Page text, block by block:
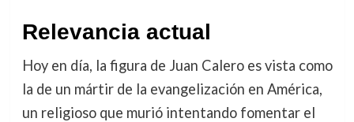
Relevancia actual
Hoy en día, la figura de Juan Calero es vista como
la de un mártir de la evangelización en América,
un religioso que murió intentando fomentar el